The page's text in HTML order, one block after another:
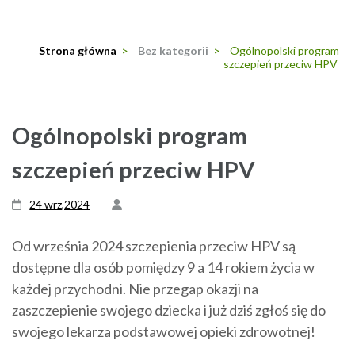
Strona główna > Bez kategorii >
Ogólnopolski program
szczepień przeciw HPV
Ogólnopolski program
szczepień przeciw HPV
24 wrz,2024
Od września 2024 szczepienia przeciw HPV są
dostępne dla osób pomiędzy 9 a 14 rokiem życia w
każdej przychodni. Nie przegap okazji na
zaszczepienie swojego dziecka i już dziś zgłoś się do
swojego lekarza podstawowej opieki zdrowotnej!